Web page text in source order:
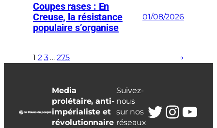
Coupes rases : En
Creuse, la résistance
populaire s’organise
01/08/2026
1 2 3 … 275 →
Media
prolétaire, anti-
impérialiste et
révolutionnaire
Suivez-
nous
sur nos
réseaux
Twitter